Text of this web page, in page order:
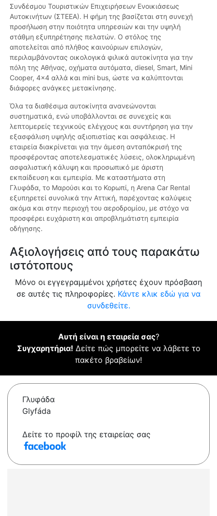
Συνδέσμου Τουριστικών Επιχειρήσεων Ενοικιάσεως
Αυτοκινήτων (ΣΤΕΕΑ). Η φήμη της βασίζεται στη συνεχή
προσήλωση στην ποιότητα υπηρεσιών και την υψηλή
στάθμη εξυπηρέτησης πελατών. Ο στόλος της
αποτελείται από πλήθος καινούριων επιλογών,
περιλαμβάνοντας οικολογικά φιλικά αυτοκίνητα για την
πόλη της Αθήνας, οχήματα αυτόματα, diesel, Smart, Mini
Cooper, 4x4 αλλά και mini bus, ώστε να καλύπτονται
διάφορες ανάγκες μετακίνησης.
Όλα τα διαθέσιμα αυτοκίνητα ανανεώνονται
συστηματικά, ενώ υποβάλλονται σε συνεχείς και
λεπτομερείς τεχνικούς ελέγχους και συντήρηση για την
εξασφάλιση υψηλής αξιοπιστίας και ασφάλειας. Η
εταιρεία διακρίνεται για την άμεση ανταπόκρισή της
προσφέροντας αποτελεσματικές λύσεις, ολοκληρωμένη
ασφαλιστική κάλυψη και προσωπικό με άριστη
εκπαίδευση και εμπειρία. Με καταστήματα στη
Γλυφάδα, το Μαρούσι και το Κορωπί, η Arena Car Rental
εξυπηρετεί συνολικά την Αττική, παρέχοντας καλύψεις
ακόμα και στην περιοχή του αεροδρομίου, με στόχο να
προσφέρει ευχάριστη και απροβλημάτιστη εμπειρία
οδήγησης.
Αξιολογήσεις από τους παρακάτω
ιστότοπους
Μόνο οι εγγεγραμμένοι χρήστες έχουν πρόσβαση
σε αυτές τις πληροφορίες. Κάντε κλικ εδώ για να
συνδεθείτε.
Αυτή είναι η εταιρεία σας?
Συγχαρητήρια! Δείτε πώς μπορείτε να λάβετε το
πακέτο βραβείων!
Γλυφάδα
Glyfáda
Δείτε το προφίλ της εταιρείας σας